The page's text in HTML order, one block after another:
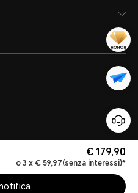
€ 179,90
o 3 x € 59,97(senza interessi)*
Legale
riservati